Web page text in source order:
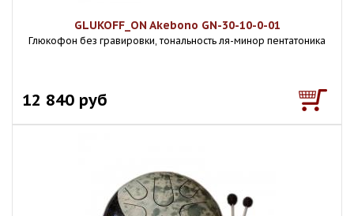
GLUKOFF_ON Akebono GN-30-10-0-01
Глюкофон без гравировки, тональность ля-минор пентатоника
12 840 руб